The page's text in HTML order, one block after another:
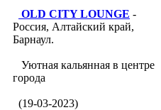
OLD CITY LOUNGE -
Россия, Алтайский край,
Барнаул.
Уютная кальянная в центре
города
(19-03-2023)